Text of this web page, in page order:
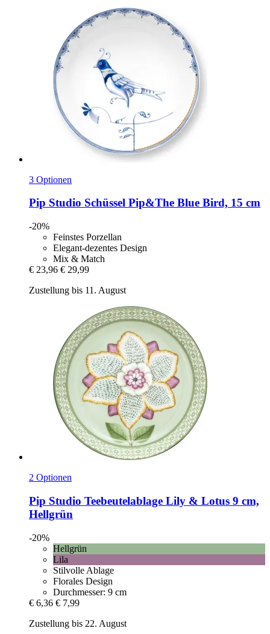
3 Optionen
Pip Studio Schüssel Pip&The Blue Bird, 15 cm
-20%
Feinstes Porzellan
Elegant-dezentes Design
Mix & Match
€ 23,96 € 29,99
Zustellung bis 11. August
2 Optionen
Pip Studio Teebeutelablage Lily & Lotus 9 cm,
Hellgrün
-20%
Hellgrün
Lila
Stilvolle Ablage
Florales Design
Durchmesser: 9 cm
€ 6,36 € 7,99
Zustellung bis 22. August